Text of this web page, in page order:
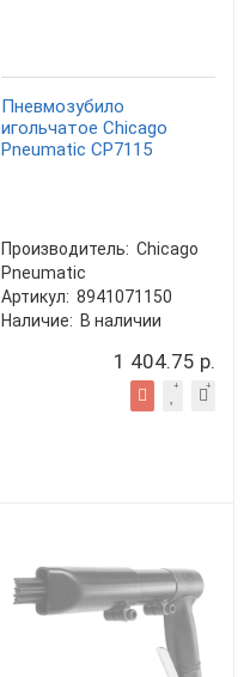
Пневмозубило
игольчатое Chicago
Pneumatic CP7115
Производитель: Chicago
Pneumatic
Артикул: 8941071150
Наличие: В наличии
1 404.75 р.